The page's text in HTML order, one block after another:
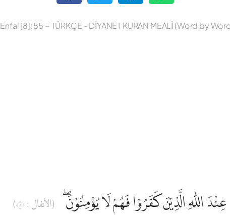
Enfal [8]: 55 ~ TÜRKÇE - DİYANET KURAN MEALİ (Word by
اللّٰهِ الَّذِيْنَ كَفَرُوْا فَهُمْ لَا يُؤْمِنُوْنَۖ (الأنفال : ٨)